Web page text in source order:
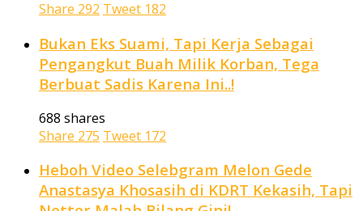
Share 292 Tweet 182
Bukan Eks Suami, Tapi Kerja Sebagai
Pengangkut Buah Milik Korban, Tega
Berbuat Sadis Karena Ini..!
688 shares
Share 275 Tweet 172
Heboh Video Selebgram Melon Gede
Anastasya Khosasih di KDRT Kekasih, Tapi